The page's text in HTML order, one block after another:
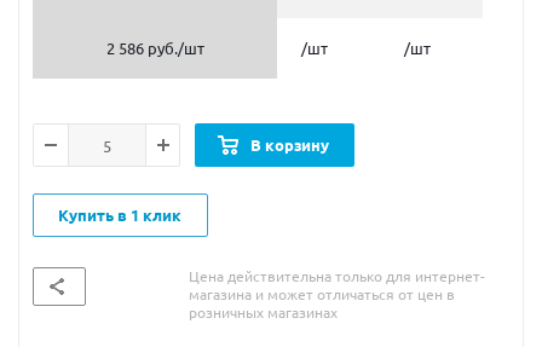
2 586 руб./шт /шт /шт
В корзину
Купить в 1 клик
Цена действительна только для интернет-
магазина и может отличаться от цен в
розничных магазинах